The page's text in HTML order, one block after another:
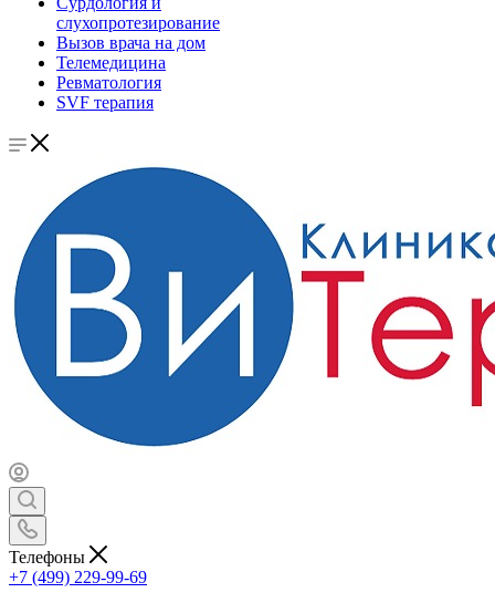
слухопротезирование
Вызов врача на дом
Телемедицина
Ревматология
SVF терапия
Телефоны
+7 (499) 229-99-69